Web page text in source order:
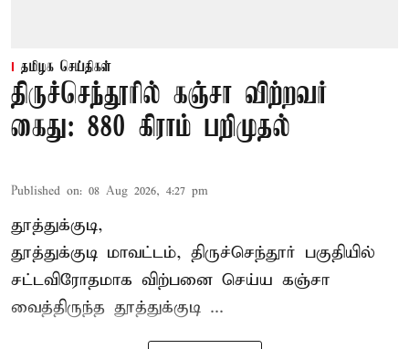
தமிழக செய்திகள்
திருச்செந்தூரில் கஞ்சா விற்றவர்
கைது: 880 கிராம் பறிமுதல்
Published on: 08 Aug 2026, 4:27 pm
தூத்துக்குடி,
தூத்துக்குடி மாவட்டம், திருச்செந்தூர் பகுதியில்
சட்டவிரோதமாக விற்பனை செய்ய கஞ்சா
வைத்திருந்த தூத்துக்குடி ...